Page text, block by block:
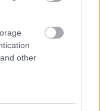
other
az